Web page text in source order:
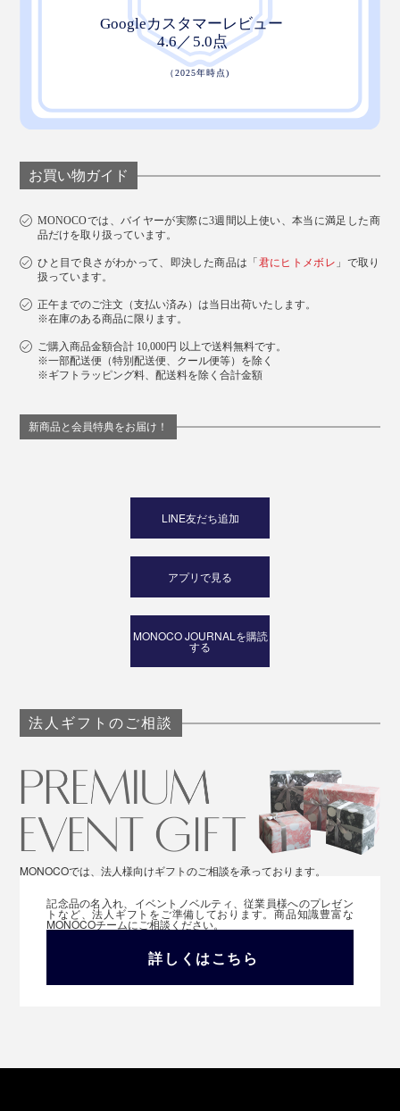
お買い物ガイド
MONOCOでは、バイヤーが実際に3週間以上使い、本当に満足した商
品だけを取り扱っています。
ひと目で良さがわかって、即決した商品は「君にヒトメボレ 」で取り
扱っています。
正午までのご注文（支払い済み）は当日出荷いたします。
※在庫のある商品に限ります。
ご購入商品金額合計 10,000円 以上で送料無料です。
※一部配送便（特別配送便、クール便等）を除く
※ギフトラッピング料、配送料を除く合計金額
新商品と会員特典をお届け！
LINE友だち追加
アプリで見る
MONOCO JOURNALを購読
する
法人ギフトのご相談
MONOCOでは、法人様向けギフトのご相談を承っております。
記念品の名入れ、イベントノベルティ、従業員様へのプレゼン
トなど、法人ギフトをご準備しております。商品知識豊富な
MONOCOチームにご相談ください。
詳しくはこちら